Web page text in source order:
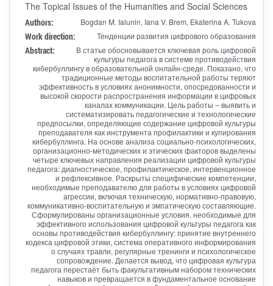
The Topical Issues of the Humanities and Social Sciences
Authors: Bogdan M. Ialunin, Iana V. Brem, Ekaterina A. Tukova
Work direction: Тенденции развития цифрового образования
Abstract:
В статье обосновывается ключевая роль цифровой
культуры педагога в системе противодействия
кибербуллингу в образовательной онлайн-среде. Показано, что
традиционные методы воспитательной работы теряют
эффективность в условиях анонимности, опосредованности и
высокой скорости распространения информации в цифровых
каналах коммуникации. Цель работы – выявить и
систематизировать педагогические и технологические
предпосылки, определяющие содержание цифровой культуры
преподавателя как инструмента профилактики и купирования
кибербуллинга. На основе анализа социально-психологических,
организационно-методических и этических факторов выделены
четыре ключевых направления реализации цифровой культуры
педагога: диагностическое, профилактическое, интервенционное
и рефлексивное. Раскрыты специфические компетенции,
необходимые преподавателю для работы в условиях цифровой
агрессии, включая техническую, нормативно-правовую,
коммуникативно-воспитательную и эмпатическую составляющие.
Сформулированы организационные условия, необходимые для
эффективного использования цифровой культуры педагога как
основы противодействия кибербуллингу: принятие внутреннего
кодекса цифровой этики, система оперативного информирования
о случаях травли, регулярные тренинги и психологическое
сопровождение. Делается вывод, что цифровая культура
педагога перестаёт быть факультативным набором технических
навыков и превращается в фундаментальное основание